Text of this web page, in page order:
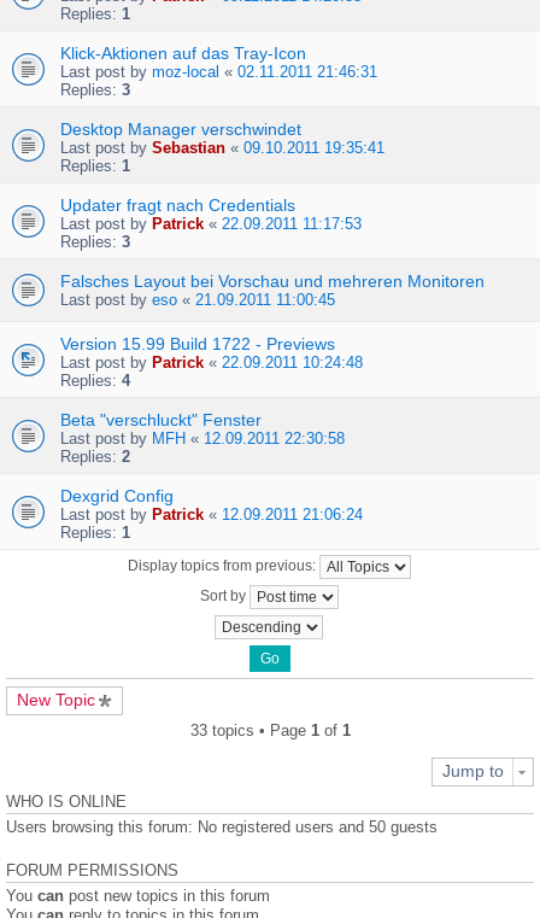
Replies: 1
Klick-Aktionen auf das Tray-Icon
Last post by moz-local « 02.11.2011 21:46:31
Replies: 3
Desktop Manager verschwindet
Last post by Sebastian « 09.10.2011 19:35:41
Replies: 1
Updater fragt nach Credentials
Last post by Patrick « 22.09.2011 11:17:53
Replies: 3
Falsches Layout bei Vorschau und mehreren Monitoren
Last post by eso « 21.09.2011 11:00:45
Version 15.99 Build 1722 - Previews
Last post by Patrick « 22.09.2011 10:24:48
Replies: 4
Beta "verschluckt" Fenster
Last post by MFH « 12.09.2011 22:30:58
Replies: 2
Dexgrid Config
Last post by Patrick « 12.09.2011 21:06:24
Replies: 1
Display topics from previous:
Sort by
New Topic
33 topics • Page 1of 1
Jump to
WHO IS ONLINE
Users browsing this forum: No registered users and 50 guests
FORUM PERMISSIONS
You can post new topics in this forum